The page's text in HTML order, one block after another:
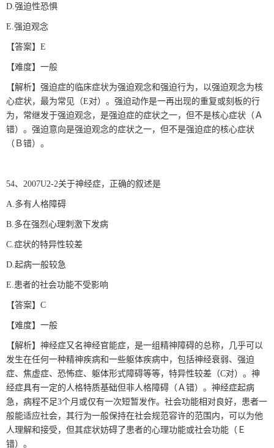
D.强迫性恐惧
E.强迫观念
【答案】E
【难度】一般
【解析】强迫症的临床症状为强迫观念和强迫行为，以强迫观念为核
心症状，最为常见（E对）。强迫动作是一再出现的重复或刻板的行
为，常继发于强迫观念，是强迫症的症状之一，但不是核心症状（Ａ
错）。强迫意向是强迫观念的症状之一，但不是强迫症的核心症状
（Ｂ错）。
54、2007U2-2关于神经症，正确的叙述是
A.多有人格障碍
B.多在强烈心理刺激下发病
C.症状的特异性较差
D.起病一般较急
E.患者的社会功能不受影响
【答案】C
【难度】一般
【解析】神经症又名神经官能症，是一组精神障碍的总称，几乎可以
发生在任何一种精神疾病和一些躯体疾病中，包括神经衰弱、强迫
症、焦虚症、恐怖症、躯体形式障碍等等，特异性较差（C对）。神
经症具有一定的人格特质基础但非人格障碍（Ａ错）。神经症起病
急，病程不足3个月或仅有一次短暂发作。社会功能相对良好，患者一
般能适应社会，其行为一般保持在社会规范容许的范围内，可以为他
人理解和接受，但其症状妨碍了患者的心理功能或社会功能（Ｅ
错）。